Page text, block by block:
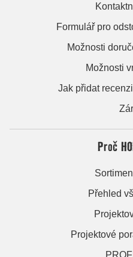
Formulář pro
Možnosti
Možnosti
Jak přidat
Proč
Přehled
Projektové